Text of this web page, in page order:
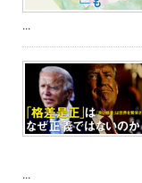
...
...